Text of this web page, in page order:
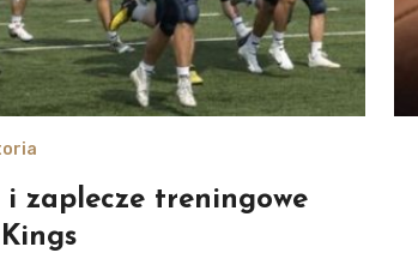
zaplecze treningowe